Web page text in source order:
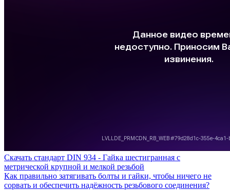
Скачать стандарт DIN 934 - Гайка шестигранная с
метрической крупной и мелкой резьбой
Как правильно затягивать болты и гайки, чтобы ничего не
сорвать и обеспечить надёжность резьбового соединения?